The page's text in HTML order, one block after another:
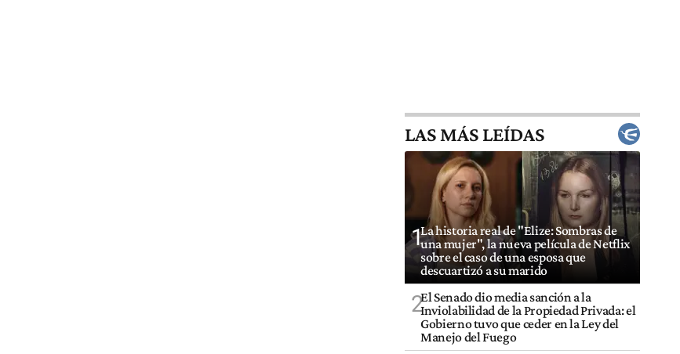
LAS MÁS LEÍDAS
1La historia real de "Elize: Sombras de
una mujer", la nueva película de Netflix
sobre el caso de una esposa que
descuartizó a su marido
2El Senado dio media sanción a la
Inviolabilidad de la Propiedad Privada: el
Gobierno tuvo que ceder en la Ley del
Manejo del Fuego